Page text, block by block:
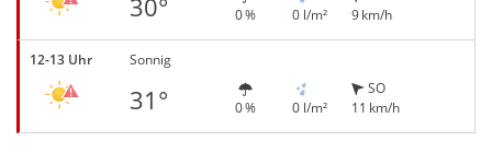
30° 0 % 0 l/m²
9 km/h
12-13 Uhr Sonnig
31° 0 % 0 l/m²
SO
11 km/h